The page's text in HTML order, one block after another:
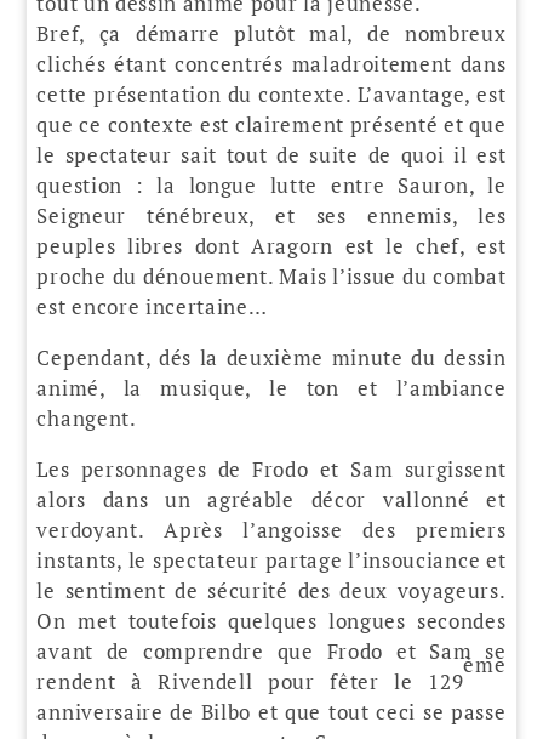
Bref, ça démarre plutôt mal, de nombreux
clichés étant concentrés maladroitement dans
cette présentation du contexte. L’avantage, est
que ce contexte est clairement présenté et que
le spectateur sait tout de suite de quoi il est
question : la longue lutte entre Sauron, le
Seigneur ténébreux, et ses ennemis, les
peuples libres dont Aragorn est le chef, est
proche du dénouement. Mais l’issue du combat
est encore incertaine…
Cependant, dés la deuxième minute du dessin
animé, la musique, le ton et l’ambiance
changent.
Les personnages de Frodo et Sam surgissent
alors dans un agréable décor vallonné et
verdoyant. Après l’angoisse des premiers
instants, le spectateur partage l’insouciance et
le sentiment de sécurité des deux voyageurs.
On met toutefois quelques longues secondes
avant de comprendre que Frodo et Sam se
rendent à Rivendell pour fêter le 129
ème
anniversaire de Bilbo et que tout ceci se passe